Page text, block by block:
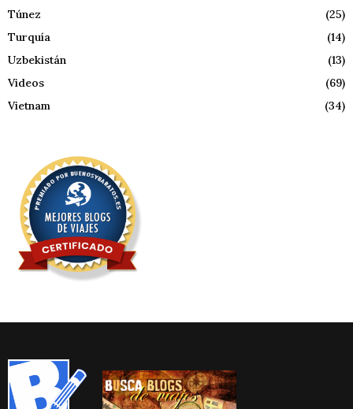
Túnez
(25)
Turquía
(14)
Uzbekistán
(13)
Videos
(69)
Vietnam
(34)